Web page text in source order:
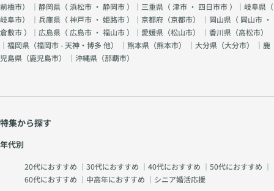
前橋市） ｜静岡県（浜松市 ・ 静岡市）｜三重県（津市 ・ 四日市市）｜岐阜県（
岐阜市） ｜兵庫県（神戸市 ・ 姫路市）｜京都府（京都市） ｜岡山県（ 岡山市 ・
倉敷市）｜広島県（ 広島市 ・ 福山市）｜愛媛県（松山市） ｜香川県（高松市）
｜福岡県（福岡市 - 天神・博多 他） ｜熊本県（熊本市） ｜大分県（大分市） ｜鹿
児島県（鹿児島市） ｜沖縄県（那覇市）
特集から探す
年代別
20代におすすめ ｜ 30代におすすめ ｜ 40代におすすめ ｜ 50代におすすめ ｜
60代におすすめ ｜ 中高年におすすめ ｜ シニア婚活応援